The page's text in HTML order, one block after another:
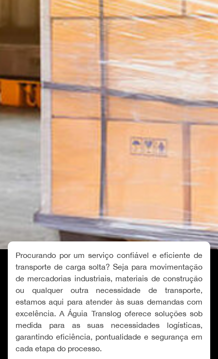
Procurando por um serviço confiável e eficiente de
transporte de carga solta? Seja para movimentação
de mercadorias industriais, materiais de construção
ou qualquer outra necessidade de transporte,
estamos aqui para atender às suas demandas com
excelência. A Águia Translog oferece soluções sob
medida para as suas necessidades logísticas,
garantindo eficiência, pontualidade e segurança em
cada etapa do processo.